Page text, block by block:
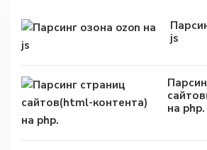
js
на php.